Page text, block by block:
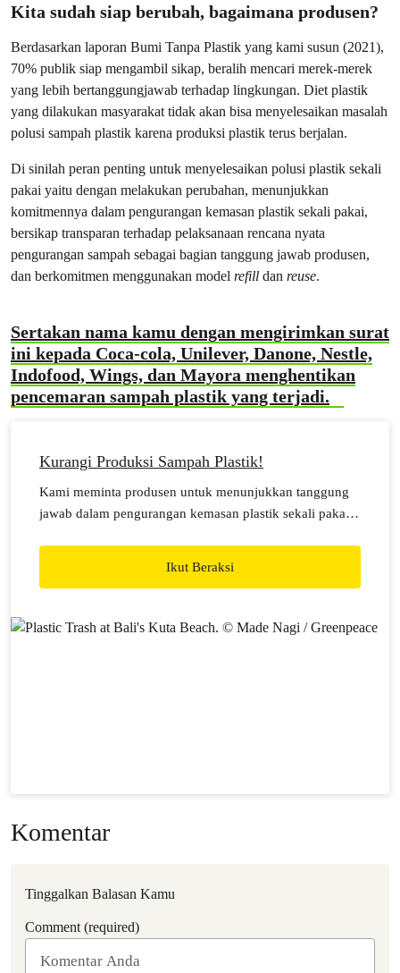
Kita sudah siap berubah, bagaimana produsen?
Berdasarkan laporan Bumi Tanpa Plastik yang kami susun (2021),
70% publik siap mengambil sikap, beralih mencari merek-merek
yang lebih bertanggungjawab terhadap lingkungan. Diet plastik
yang dilakukan masyarakat tidak akan bisa menyelesaikan masalah
polusi sampah plastik karena produksi plastik terus berjalan.
Di sinilah peran penting untuk menyelesaikan polusi plastik sekali
pakai yaitu dengan melakukan perubahan, menunjukkan
komitmennya dalam pengurangan kemasan plastik sekali pakai,
bersikap transparan terhadap pelaksanaan rencana nyata
pengurangan sampah sebagai bagian tanggung jawab produsen,
dan berkomitmen menggunakan model refill dan reuse.
Sertakan nama kamu dengan mengirimkan surat
ini kepada Coca-cola, Unilever, Danone, Nestle,
Indofood, Wings, dan Mayora menghentikan
pencemaran sampah plastik yang terjadi.
Kurangi Produksi Sampah Plastik!
Kami meminta produsen untuk menunjukkan tanggung
jawab dalam pengurangan kemasan plastik sekali pakai,
Ikut Beraksi
Komentar
Tinggalkan Balasan Kamu
Comment (required)